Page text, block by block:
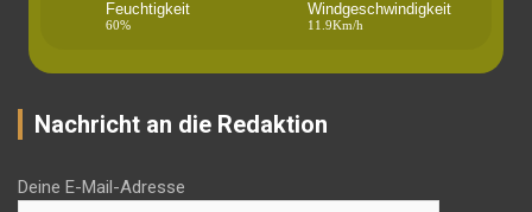
Feuchtigkeit
60%
Windgeschwindigkeit
11.9Km/h
Nachricht an die Redaktion
Deine E-Mail-Adresse